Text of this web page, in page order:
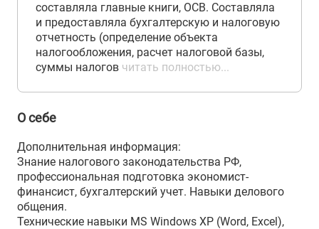
составляла главные книги, ОСВ. Составляла
и предоставляла бухгалтерскую и налоговую
отчетность (определение объекта
налогообложения, расчет налоговой базы,
суммы налогов читать полностью...
О себе
Дополнительная информация:
Знание налогового законодательства РФ,
профессиональная подготовка экономист-
финансист, бухгалтерский учет. Навыки делового
общения.
Технические навыки MS Windows XP (Word, Excel),